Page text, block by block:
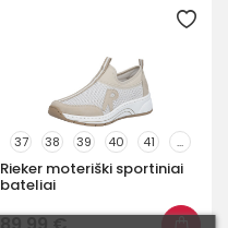
37 38 39 40 41 ...
Rieker moteriški sportiniai
bateliai